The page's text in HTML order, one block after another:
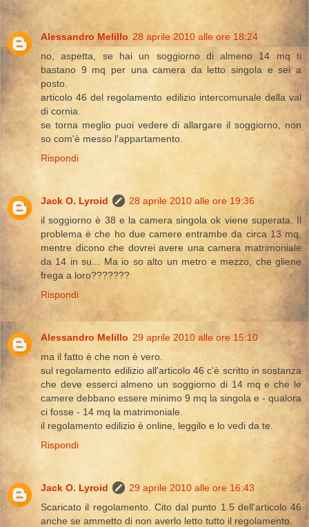
Alessandro Melillo 28 aprile 2010 alle ore 18:24
no, aspetta, se hai un soggiorno di almeno 14 mq ti
bastano 9 mq per una camera da letto singola e sei a
posto.
articolo 46 del regolamento edilizio intercomunale della val
di cornia.
se torna meglio puoi vedere di allargare il soggiorno, non
so com'è messo l'appartamento.
Rispondi
Jack O. Lyroid
28 aprile 2010 alle ore 19:36
il soggiorno è 38 e la camera singola ok viene superata. Il
problema è che ho due camere entrambe da circa 13 mq,
mentre dicono che dovrei avere una camera matrimoniale
da 14 in su... Ma io so alto un metro e mezzo, che gliene
frega a loro???????
Rispondi
Alessandro Melillo 29 aprile 2010 alle ore 15:10
ma il fatto è che non è vero.
sul regolamento edilizio all'articolo 46 c'è scritto in sostanza
che deve esserci almeno un soggiorno di 14 mq e che le
camere debbano essere minimo 9 mq la singola e - qualora
ci fosse - 14 mq la matrimoniale.
il regolamento edilizio è online, leggilo e lo vedi da te.
Rispondi
Jack O. Lyroid
29 aprile 2010 alle ore 16:43
Scaricato il regolamento. Cito dal punto 1.5 dell'articolo 46
anche se ammetto di non averlo letto tutto il regolamento.